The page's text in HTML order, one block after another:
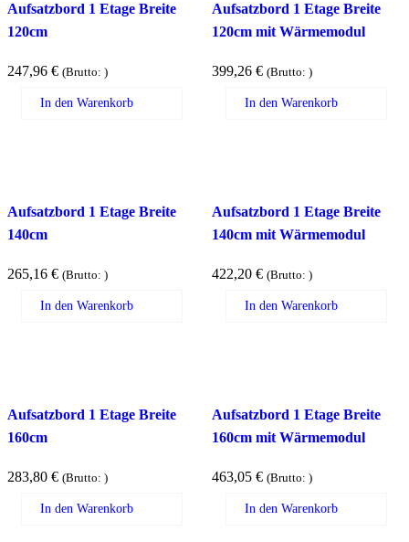
Aufsatzbord 1 Etage Breite
120cm
247,96 € (Brutto: )
In den Warenkorb
Aufsatzbord 1 Etage Breite
120cm mit Wärmemodul
399,26 € (Brutto: )
In den Warenkorb
Aufsatzbord 1 Etage Breite
140cm
265,16 € (Brutto: )
In den Warenkorb
Aufsatzbord 1 Etage Breite
140cm mit Wärmemodul
422,20 € (Brutto: )
In den Warenkorb
Aufsatzbord 1 Etage Breite
160cm
283,80 € (Brutto: )
In den Warenkorb
Aufsatzbord 1 Etage Breite
160cm mit Wärmemodul
463,05 € (Brutto: )
In den Warenkorb